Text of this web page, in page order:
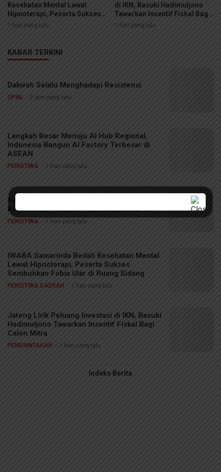
Kesehatan Mental Lewat
Hipnoterapi, Peserta Sukses
Sembuhkan Fobia Ular di
1 hari yang lalu
di IKN, Basuki Hadimuljono
Tawarkan Insentif Fiskal Bagi
Calon Mitra
1 hari yang lalu
KABAR TERKINI
Dakwah Selalu Menghadapi Resistensi
OPINI 9 jam yang lalu
Langkah Besar Menuju AI Hub Regional,
Indonesia Bangun AI Factory Terbesar di
ASEAN
PERISTIWA 1 hari yang lalu
Sektor Eksternal Tangguh, Cadangan Devisa
RI Juli 2026 Tembus 145,3 Miliar Dolar AS
PERISTIWA 1 hari yang lalu
IWABA Samarinda Bedah Kesehatan Mental
Lewat Hipnoterapi, Peserta Sukses
Sembuhkan Fobia Ular di Ruang Sidang
PERISTIWA DAERAH 1 hari yang lalu
Jateng Lirik Peluang Investasi di IKN, Basuki
Hadimuljono Tawarkan Insentif Fiskal Bagi
Calon Mitra
PEMERINTAHAN 1 hari yang lalu
Indeks Berita